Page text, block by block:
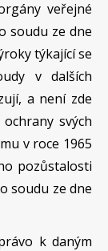
veřejné
soudu ze dne
týkající se
v dalších
a není zde
svých
v roce 1965
pozůstalosti
soudu ze dne
k daným